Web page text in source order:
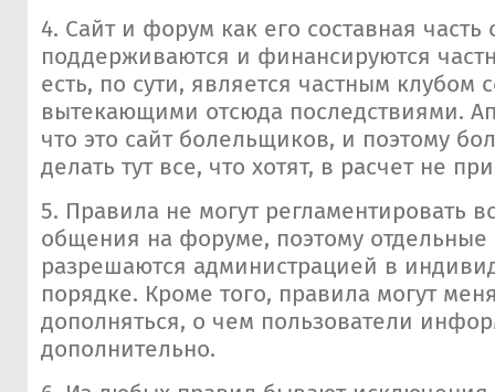
4. Сайт и форум как его составная часть
поддерживаются и финансируются
есть, по сути, является частным клубом
вытекающими отсюда последствиями.
что это сайт болельщиков, и поэтому
делать тут все, что хотят, в расчет не
5. Правила не могут регламентировать
общения на форуме, поэтому отдельные
разрешаются администрацией в
порядке. Кроме того, правила могут
дополняться, о чем пользователи
дополнительно.